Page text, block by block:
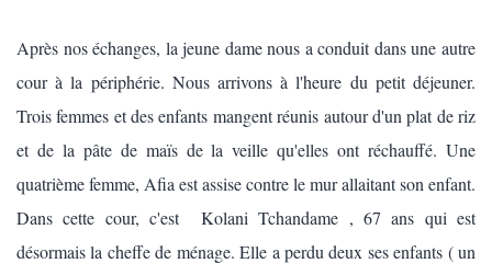
Après nos échanges, la jeune dame nous a conduit dans une autre
cour à la périphérie. Nous arrivons à l'heure du petit déjeuner.
Trois femmes et des enfants mangent réunis autour d'un plat de riz
et de la pâte de maïs de la veille qu'elles ont réchauffé. Une
quatrième femme, Afia est assise contre le mur allaitant son enfant.
Dans cette cour, c'est Kolani Tchandame , 67 ans qui est
désormais la cheffe de ménage. Elle a perdu deux ses enfants ( un